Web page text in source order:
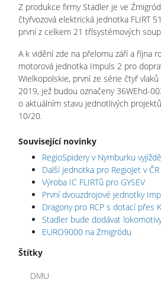
Z produkce firmy Stadler je ve
čtyřvozová elektrická jednotka FLIRT
první z celkem 21 třísystémových
A k vidění zde na přelomu září a října
motorová jednotka Impuls 2 pro
Wielkopolskie, první ze série čtyř
2019, jež budou označeny 36WEhd-
o aktuálním stavu jednotlivých
10/20.
Související novinky
RegioSpidery v Nymburku
Další jednotka pro RegioJet v ČR
Výroba IC FLIRTů pro GYSEV
První dvouzdrojové jednotky
Dragony pro RCP s dotací přes
Stadler bude dodávat
EURO9000 na Żmigródu
Štítky
DMU